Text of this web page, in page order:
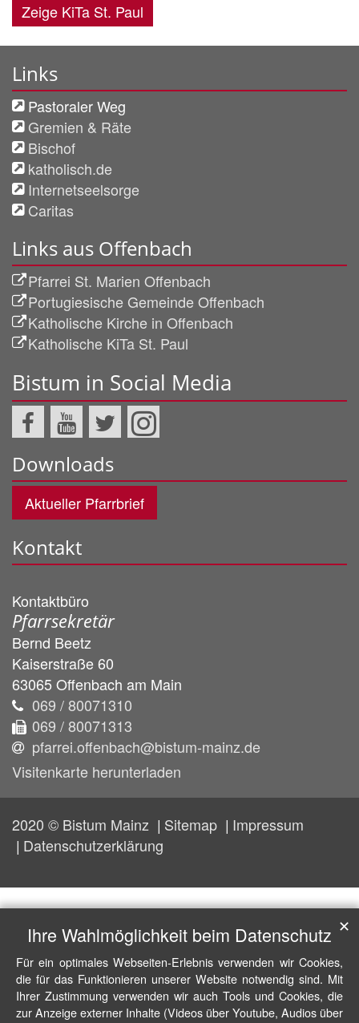
Zeige KiTa St. Paul
Links
Pastoraler Weg
Gremien & Räte
Bischof
katholisch.de
Internetseelsorge
Caritas
Links aus Offenbach
Pfarrei St. Marien Offenbach
Portugiesische Gemeinde Offenbach
Katholische Kirche in Offenbach
Katholische KiTa St. Paul
Bistum in Social Media
Downloads
Aktueller Pfarrbrief
Kontakt
Kontaktbüro
Pfarrsekretär
Bernd Beetz
Kaiserstraße 60
63065Offenbach am Main
069 / 80071310
069 / 80071313
pfarrei.offenbach@bistum-mainz.de
Visitenkarte herunterladen
2020 © Bistum Mainz Sitemap
Impressum
Datenschutzerklärung
Ihre Wahlmöglichkeit beim Datenschutz
Für ein optimales Webseiten-Erlebnis verwenden wir Cookies,
die für das Funktionieren unserer Website notwendig sind. Mit
Ihrer Zustimmung verwenden wir auch Tools und Cookies, die
zur Anzeige externer Inhalte (Videos über Youtube, Audios über
✕